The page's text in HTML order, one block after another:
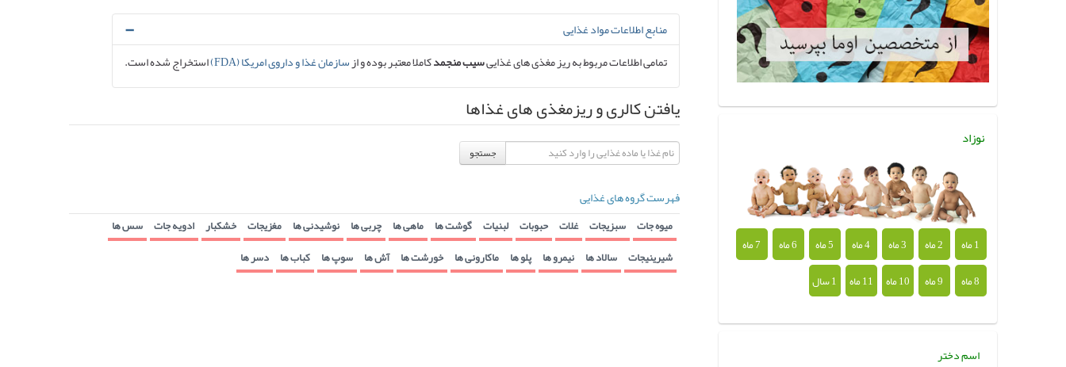
منابع اطلاعات مواد غذایی
تمامی اطلاعات مربوط به ریز مغذی های غذاییسیب منجمدکاملا معتبر بوده و ازسازمان غذا و داروی امریکا (FDA) استخراج شده است.
یافتن کالری و ریزمغذی های غذاها
جستجو
فهرست گروه های غذایی
میوه جات سبزیجات غلات حبوبات لبنیات گوشت ها ماهی ها چربی ها نوشیدنی ها مغزیجات خشکبار ادویه جات سس ها
شیرینیجات سالاد ها نیمرو ها پلو ها ماکارونی ها خورشت ها آش ها سوپ ها کباب ها دسر ها
نوزاد
1 ماه 2 ماه 3 ماه 4 ماه 5 ماه 6 ماه
7 ماه
8 ماه
9 ماه 10 ماه 11 ماه 1 سال
اسم دختر